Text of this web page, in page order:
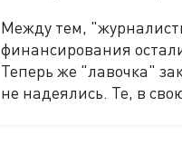
Между тем,
финансирования
Теперь же "лавочка"
не надеялись. Те, в